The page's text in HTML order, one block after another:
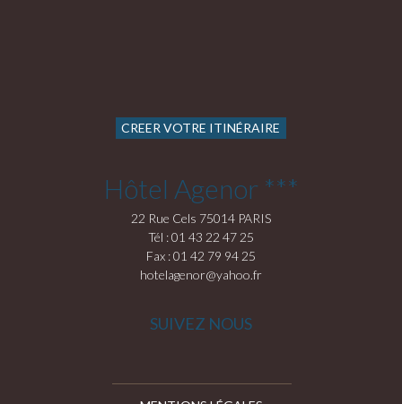
CREER VOTRE ITINÉRAIRE
Hôtel Agenor ***
22 Rue Cels 75014 PARIS
Tél : 01 43 22 47 25
Fax : 01 42 79 94 25
hotelagenor@yahoo.fr
SUIVEZ NOUS